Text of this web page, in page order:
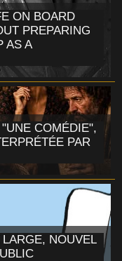
ON BOARD
PREPARING
AS A
COMÉDIE",
PAR
NOUVEL